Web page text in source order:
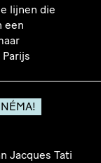
lijnen die
een
Jacques Tati